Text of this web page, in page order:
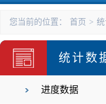
您当前的位置： 首页 >
统计数
进度数据